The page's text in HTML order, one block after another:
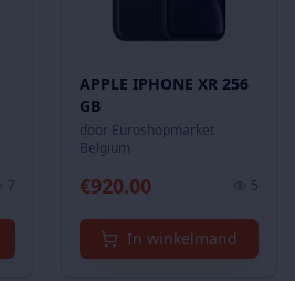
7
APPLE IPHONE XR 256
GB
door Euroshopmarket
Belgium
€920.00 5
In winkelmand